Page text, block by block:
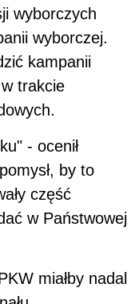
wyborczych
wyborczej.
kampanii
trakcie
- ocenił
by to
część
w Państwowej
miałby nadal